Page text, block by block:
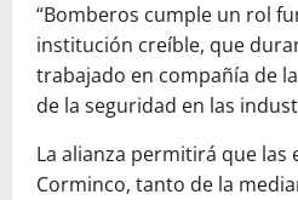
“Bomberos cumple un rol
institución creíble, que
trabajado en compañía de
de la seguridad en las
La alianza permitirá que las
Corminco, tanto de la